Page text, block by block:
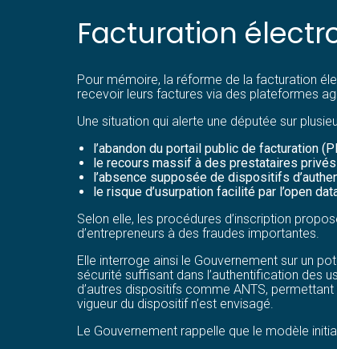
Facturation
Pour mémoire, la réforme de la facturation
recevoir leurs factures via des plateformes
Une situation qui alerte une députée sur
l’abandon du portail public de facturation
le recours massif à des prestataires privés
l’absence supposée de dispositifs
le risque d’usurpation facilité par l’open
Selon elle, les procédures d’inscription
d’entrepreneurs à des fraudes importantes.
Elle interroge ainsi le Gouvernement sur un
sécurité suffisant dans l’authentification des
d’autres dispositifs comme ANTS,
vigueur du dispositif n’est envisagé.
Le Gouvernement rappelle que le modèle